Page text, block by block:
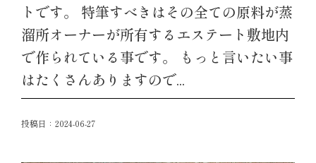
トです。 特筆すべきはその全ての原料が蒸
溜所オーナーが所有するエステート敷地内
で作られている事です。 もっと言いたい事
はたくさんありますので...
投稿日： 2024-06-27